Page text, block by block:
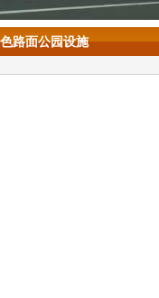
路面公园设施